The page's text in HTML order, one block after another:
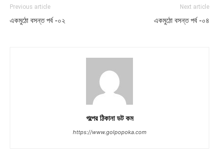
Previous article
একমুঠো বসন্ত পর্ব -০২
Next article
একমুঠো বসন্ত পর্ব -০৪
গল্পের ঠিকানা ডট কম
https://www.golpopoka.com